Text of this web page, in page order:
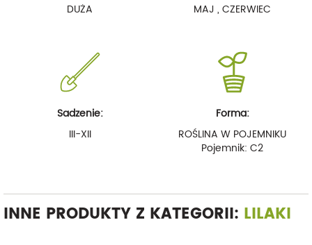
DUŻA
MAJ , CZERWIEC
Sadzenie:
III-XII
Forma:
ROŚLINA W POJEMNIKU
Pojemnik: C2
INNE PRODUKTY Z KATEGORII: LILAKI